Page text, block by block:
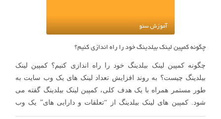
آموزش سئو
چگونه کمپین لینک بیلدینگ خود را راه اندازی کنیم؟
چگونه کمپین لینک بیلدینگ خود را راه اندازی کنیم؟ کمپین لینک
بیلدینگ چیست؟ به روند افزایش تعداد لینک های یک وب سایت به
طور مستمر همراه با یک هدف کلی، کمپین لینک بیلدینگ گفته می
شود. کمپین های لینک بیلدینگ از “تعلقات و دارایی های” یک وب
سایت برای ساخت لینک …